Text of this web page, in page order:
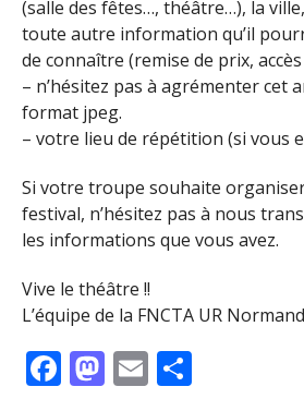
(salle des fêtes…, théâtre…), la
toute autre information qu​’​i​l
de connaître (remise de prix,
– n’hésitez pas à agrémenter cet
format jpeg.​
– votre lieu de répétition (si vous
Si votre troupe souhaite
festival, n’hésitez pas à nous
les informations que vous avez. ​
Vive le théâtre !!
​L’équipe de la FNCTA UR
Facebook
Mastodon
Email